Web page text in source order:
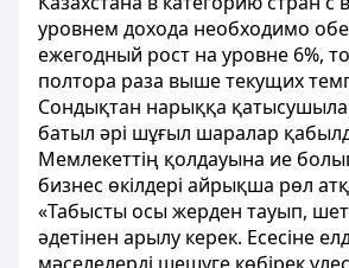
уровнем дохода необходимо
ежегодный рост на уровне 6%,
полтора раза выше текущих
Сондықтан нарыққа
батыл әрі шұғыл шаралар
Мемлекеттің қолдауына ие
бизнес өкілдері айрықша рөл
«Табысты осы жерден тауып,
әдетінен арылу керек. Есесіне